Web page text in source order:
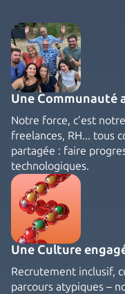
Une Communauté
Notre force, c’est
freelances, RH... tous
partagée : faire
technologiques.
Une Culture
Recrutement inclusif,
parcours atypiques –